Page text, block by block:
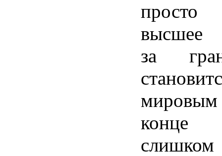
высшее
за
мировым
конце